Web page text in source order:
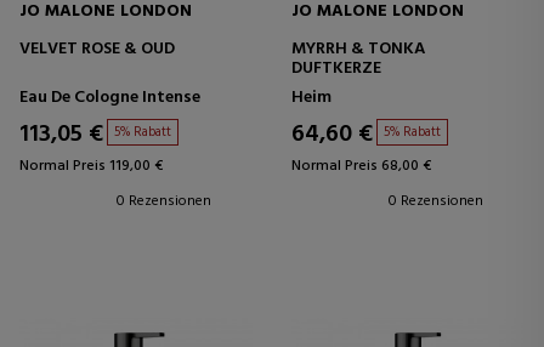
JO MALONE LONDON
VELVET ROSE & OUD
Eau De Cologne Intense
113,05 € 5% Rabatt
Normal Preis 119,00 €
0 Rezensionen
JO MALONE LONDON
MYRRH & TONKA
DUFTKERZE
Heim
64,60 € 5% Rabatt
Normal Preis 68,00 €
0 Rezensionen